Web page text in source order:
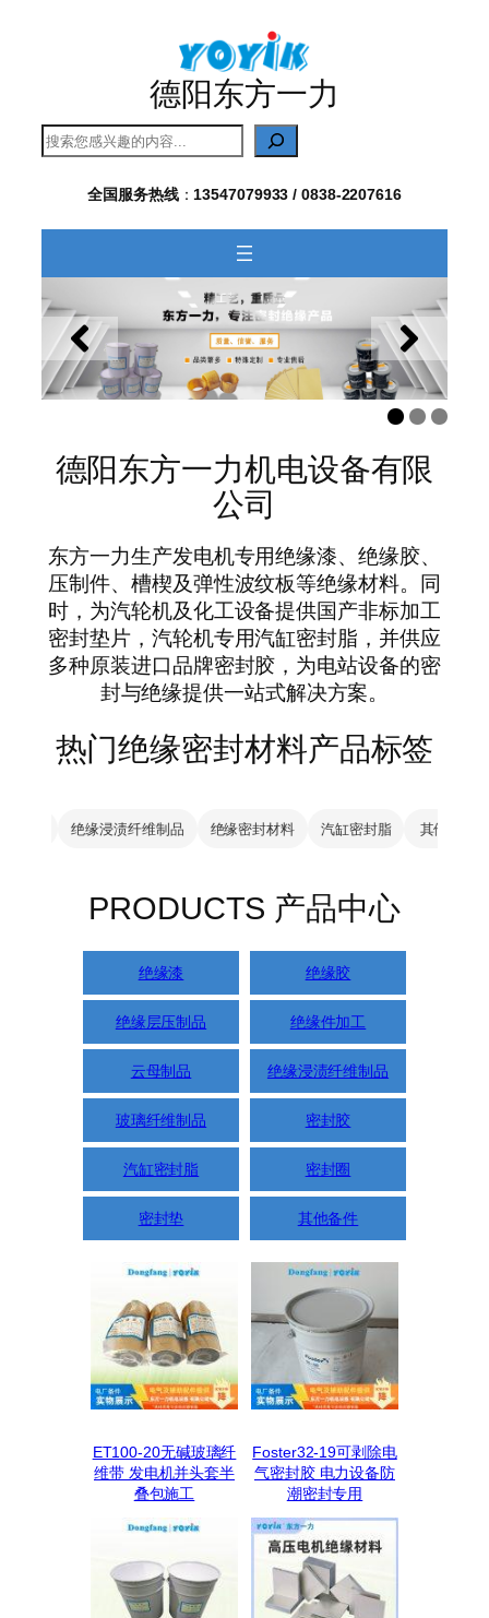
德阳东方一力
索
全国服务热线： 13547079933 / 0838-2207616
德阳东方一力机电设备有限
公司
东方一力生产发电机专用绝缘漆、绝缘胶、
压制件、槽楔及弹性波纹板等绝缘材料。同
时，为汽轮机及化工设备提供国产非标加工
密封垫片，汽轮机专用汽缸密封脂，并供应
多种原装进口品牌密封胶，为电站设备的密
封与绝缘提供一站式解决方案。
热门绝缘密封材料产品标签
绝缘浸渍纤维制品 绝缘密封材料 汽缸密封脂 其他备件
PRODUCTS 产品中心
绝缘漆 绝缘胶
绝缘层压制品 绝缘件加工
云母制品 绝缘浸渍纤维制品
玻璃纤维制品 密封胶
汽缸密封脂 密封圈
密封垫 其他备件
ET100-20无碱玻璃纤
维带 发电机并头套半
叠包施工
Foster32-19可剥除电
气密封胶 电力设备防
潮密封专用